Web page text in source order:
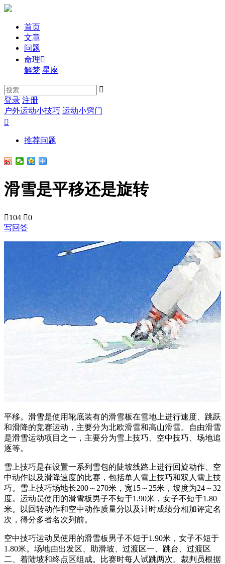
首页
文章
问题
命理
解梦 星座

登录 注册
户外运动小技巧 运动小窍门

推荐问题
滑雪是平移还是旋转
104 0
写回答
平移。滑雪是使用靴底装有的滑雪板在雪地上进行速度、跳跃
和滑降的竞赛运动，主要分为北欧滑雪和高山滑雪。自由滑雪
是滑雪运动项目之一，主要分为雪上技巧、空中技巧、场地追
逐等。
雪上技巧是在设置一系列雪包的陡坡线路上进行回旋动作、空
中动作以及滑降速度的比赛，包括单人雪上技巧和双人雪上技
巧。雪上技巧场地长200～270米，宽15～25米，坡度为24～32
度。运动员使用的滑雪板男子不短于1.90米，女子不短于1.80
米。以回转动作和空中动作质量分以及计时成绩分相加评定名
次，得分多者名次列前。
空中技巧运动员使用的滑雪板男子不短于1.90米，女子不短于
1.80米。场地由出发区、助滑坡、过渡区一、跳台、过渡区
二、着陆坡和终点区组成。比赛时每人试跳两次。裁判员根据